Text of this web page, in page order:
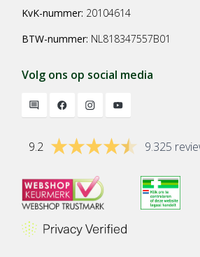
KvK-nummer: 20104614
BTW-nummer: NL818347557B01
Volg ons op social media
9.2 9.325